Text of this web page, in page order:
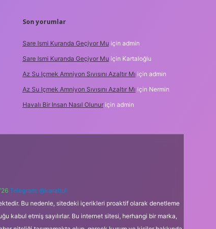
Son yorumlar
Sare Ismi Kuranda Geçiyor Mu için admin
Sare Ismi Kuranda Geçiyor Mu için Kartaloğlu
Az Su Içmek Amniyon Sıvısını Azaltır Mı için admin
Az Su Içmek Amniyon Sıvısını Azaltır Mı için Nermin
Havalı Bir Insan Nasıl Olunuriçin admin
Telegram: @karabul
Bu nedenle, sitedeki içerikleri proaktif olarak denetleme
kabul etmiş sayılırlar. Bu internet sitesi, herhangi bir marka,